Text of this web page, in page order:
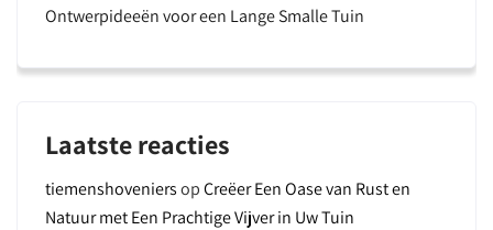
Ontwerpideeën voor een Lange Smalle Tuin
Laatste reacties
tiemenshoveniersopCreëer Een Oase van Rust en
Natuur met Een Prachtige Vijver in Uw Tuin